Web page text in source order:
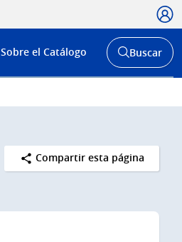
Menú
de
Sobre el Catálogo
Abrir
buscador
Buscar
Compartir esta página